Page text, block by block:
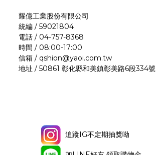
耀億工業股份有限公司
統編 / 59021804
電話 / 04-757-8368
時間 / 08:00-17:00
信箱 / qshion@yaoi.com.tw
地址 / 50861 彰化縣和美鎮彰美路6段334號
追蹤IG不定期抽獎呦